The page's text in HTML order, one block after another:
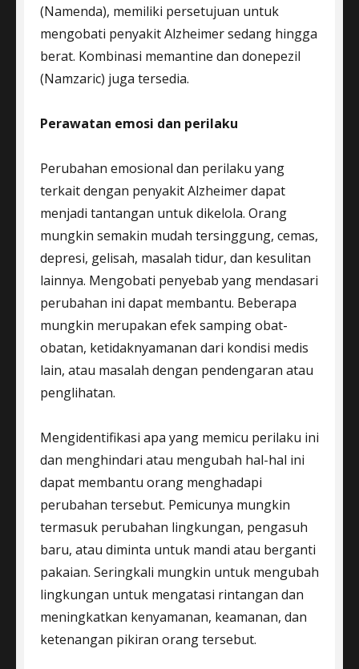
(Namenda), memiliki persetujuan untuk
mengobati penyakit Alzheimer sedang hingga
berat. Kombinasi memantine dan donepezil
(Namzaric) juga tersedia.
Perawatan emosi dan perilaku
Perubahan emosional dan perilaku yang
terkait dengan penyakit Alzheimer dapat
menjadi tantangan untuk dikelola. Orang
mungkin semakin mudah tersinggung, cemas,
depresi, gelisah, masalah tidur, dan kesulitan
lainnya. Mengobati penyebab yang mendasari
perubahan ini dapat membantu. Beberapa
mungkin merupakan efek samping obat-
obatan, ketidaknyamanan dari kondisi medis
lain, atau masalah dengan pendengaran atau
penglihatan.
Mengidentifikasi apa yang memicu perilaku ini
dan menghindari atau mengubah hal-hal ini
dapat membantu orang menghadapi
perubahan tersebut. Pemicunya mungkin
termasuk perubahan lingkungan, pengasuh
baru, atau diminta untuk mandi atau berganti
pakaian. Seringkali mungkin untuk mengubah
lingkungan untuk mengatasi rintangan dan
meningkatkan kenyamanan, keamanan, dan
ketenangan pikiran orang tersebut.